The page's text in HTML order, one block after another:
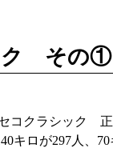
ク その①
コクラシック
キロが297人、